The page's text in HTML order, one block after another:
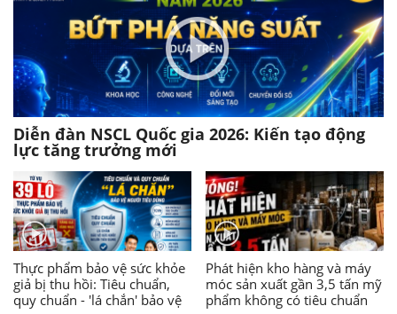
Diễn đàn NSCL Quốc gia 2026: Kiến tạo động
lực tăng trưởng mới
Thực phẩm bảo vệ sức khỏe
giả bị thu hồi: Tiêu chuẩn,
quy chuẩn - 'lá chắn' bảo vệ
Phát hiện kho hàng và máy
móc sản xuất gần 3,5 tấn mỹ
phẩm không có tiêu chuẩn